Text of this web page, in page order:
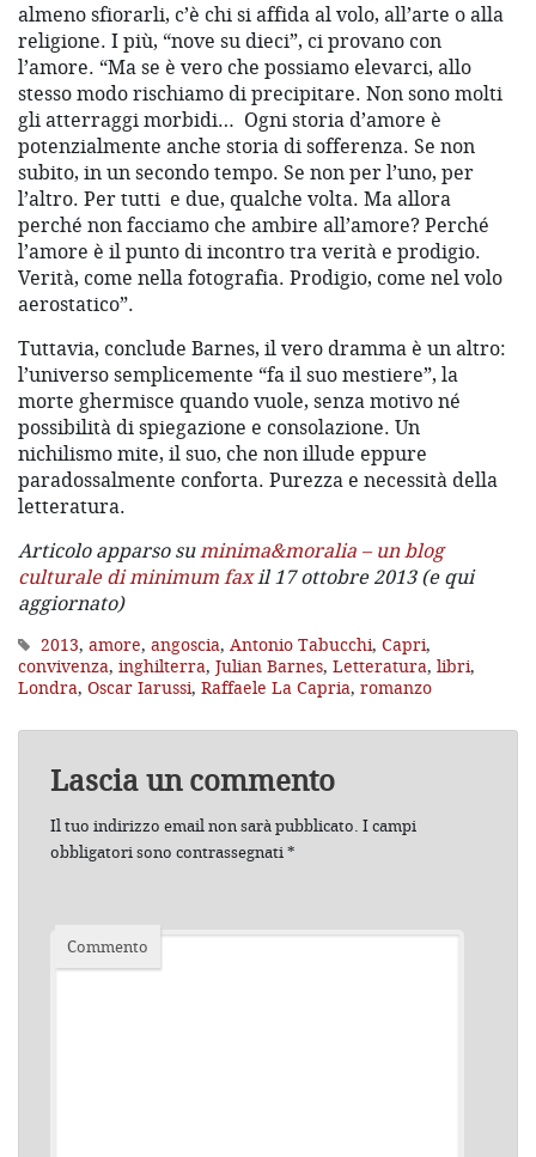
almeno sfiorarli, c’è chi si affida al volo, all’arte o alla
religione. I più, “nove su dieci”, ci provano con
l’amore. “Ma se è vero che possiamo elevarci, allo
stesso modo rischiamo di precipitare. Non sono molti
gli atterraggi morbidi… Ogni storia d’amore è
potenzialmente anche storia di sofferenza. Se non
subito, in un secondo tempo. Se non per l’uno, per
l’altro. Per tutti e due, qualche volta. Ma allora
perché non facciamo che ambire all’amore? Perché
l’amore è il punto di incontro tra verità e prodigio.
Verità, come nella fotografia. Prodigio, come nel volo
aerostatico”.
Tuttavia, conclude Barnes, il vero dramma è un altro:
l’universo semplicemente “fa il suo mestiere”, la
morte ghermisce quando vuole, senza motivo né
possibilità di spiegazione e consolazione. Un
nichilismo mite, il suo, che non illude eppure
paradossalmente conforta. Purezza e necessità della
letteratura.
Articolo apparso suminima&moralia – un blog
culturale di minimum faxil 17 ottobre 2013 (e qui
aggiornato)
2013, amore, angoscia, Antonio Tabucchi, Capri,
convivenza, inghilterra, Julian Barnes, Letteratura, libri,
Londra, Oscar Iarussi, Raffaele La Capria, romanzo
Lascia un commento
Il tuo indirizzo email non sarà pubblicato. I campi
obbligatori sono contrassegnati*
Commento